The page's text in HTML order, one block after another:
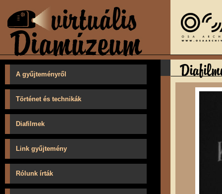
A gyűjteményről
Történet és technikák
Diafilmek
Link gyűjtemény
Rólunk írták